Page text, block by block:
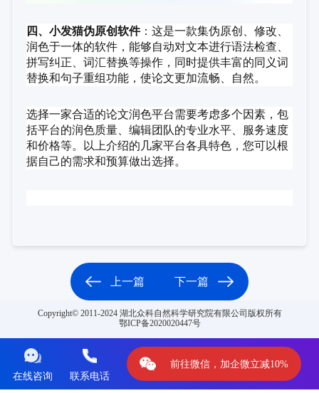
四、小发猫伪原创软件：这是一款集伪原创、修改、
润色于一体的软件，能够自动对文本进行语法检查、
拼写纠正、词汇替换等操作，同时提供丰富的同义词
替换和句子重组功能，使论文更加流畅、自然。
选择一家合适的论文润色平台需要考虑多个因素，包
括平台的润色质量、编辑团队的专业水平、服务速度
和价格等。以上介绍的几家平台各具特色，您可以根
据自己的需求和预算做出选择。
上一篇 下一篇
Copyright© 2011-2024 湖北众科自然科学研究院有限公司版权所有
鄂ICP备2020020447号
在线咨询 联系电话
前往微信，加企微立减10%